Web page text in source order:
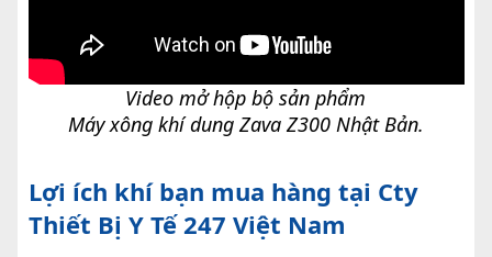
Video mở hộp bộ sản phẩm
Máy xông khí dung Zava Z300 Nhật Bản.
Lợi ích khí bạn mua hàng tại Cty
Thiết Bị Y Tế 247 Việt Nam